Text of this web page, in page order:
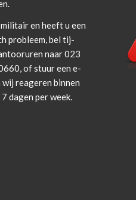
en heeft u een
prob­leem, bel tij­
naar 023
of stuur een e-
wij rea­geren bin­nen
dagen per week.